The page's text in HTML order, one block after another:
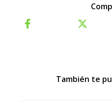
También te